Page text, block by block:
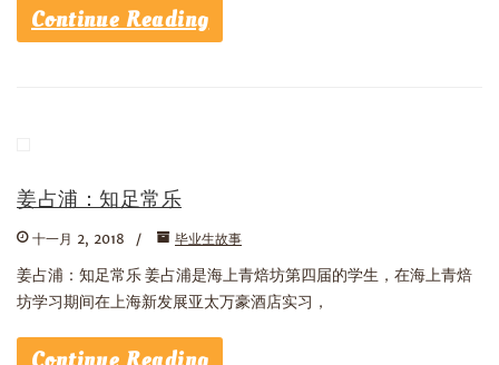
Continue Reading
姜占浦：知足常乐
十一月 2, 2018 毕业生故事
姜占浦：知足常乐 姜占浦是海上青焙坊第四届的学生，在海上青焙
坊学习期间在上海新发展亚太万豪酒店实习，